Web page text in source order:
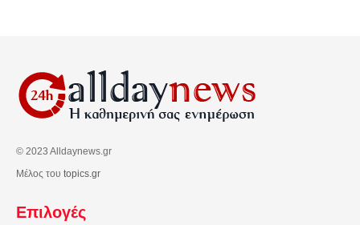
© 2023 Alldaynews.gr
Μέλος του topics.gr
Επιλογές